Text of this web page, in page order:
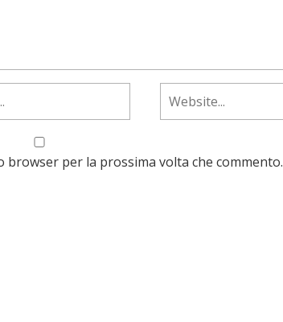
browser per la prossima volta che commento.